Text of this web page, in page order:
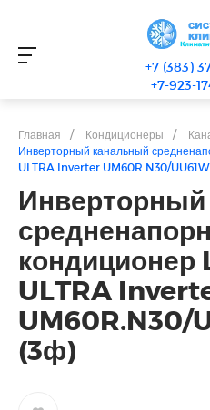
+7 (383)
+7-923-
Главная / Кондиционеры /
Инверторный канальный
ULTRA Inverter UM60R.N30/
кондиционер
ULTRA
UM60R.N30/
(3ф)